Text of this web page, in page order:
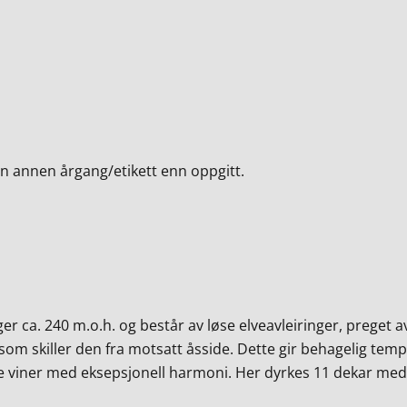
annen årgang/etikett enn oppgitt.
ca. 240 m.o.h. og består av løse elveavleiringer, preget
skiller den fra motsatt åsside. Dette gir behagelig
med eksepsjonell harmoni. Her dyrkes 11 dekar